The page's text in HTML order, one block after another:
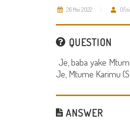
26 Mei 2022
QUESTION
Je, baba yake
Je, Mtume Karimu
ANSWER